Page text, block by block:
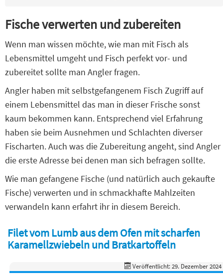
Fische verwerten und zubereiten
Wenn man wissen möchte, wie man mit Fisch als
Lebensmittel umgeht und Fisch perfekt vor- und
zubereitet sollte man Angler fragen.
Angler haben mit selbstgefangenem Fisch Zugriff auf
einem Lebensmittel das man in dieser Frische sonst
kaum bekommen kann. Entsprechend viel Erfahrung
haben sie beim Ausnehmen und Schlachten diverser
Fischarten. Auch was die Zubereitung angeht, sind Angler
die erste Adresse bei denen man sich befragen sollte.
Wie man gefangene Fische (und natürlich auch gekaufte
Fische) verwerten und in schmackhafte Mahlzeiten
verwandeln kann erfahrt ihr in diesem Bereich.
Filet vom Lumb aus dem Ofen mit scharfen
Karamellzwiebeln und Bratkartoffeln
Veröffentlicht: 29. Dezember 2024